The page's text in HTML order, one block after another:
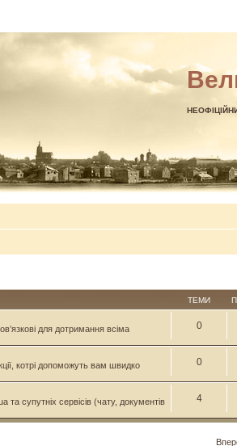
ТЕМИ
для дотримання всіма
0
котрі допоможуть вам швидко
0
супутніх сервісів (чату, документів
4